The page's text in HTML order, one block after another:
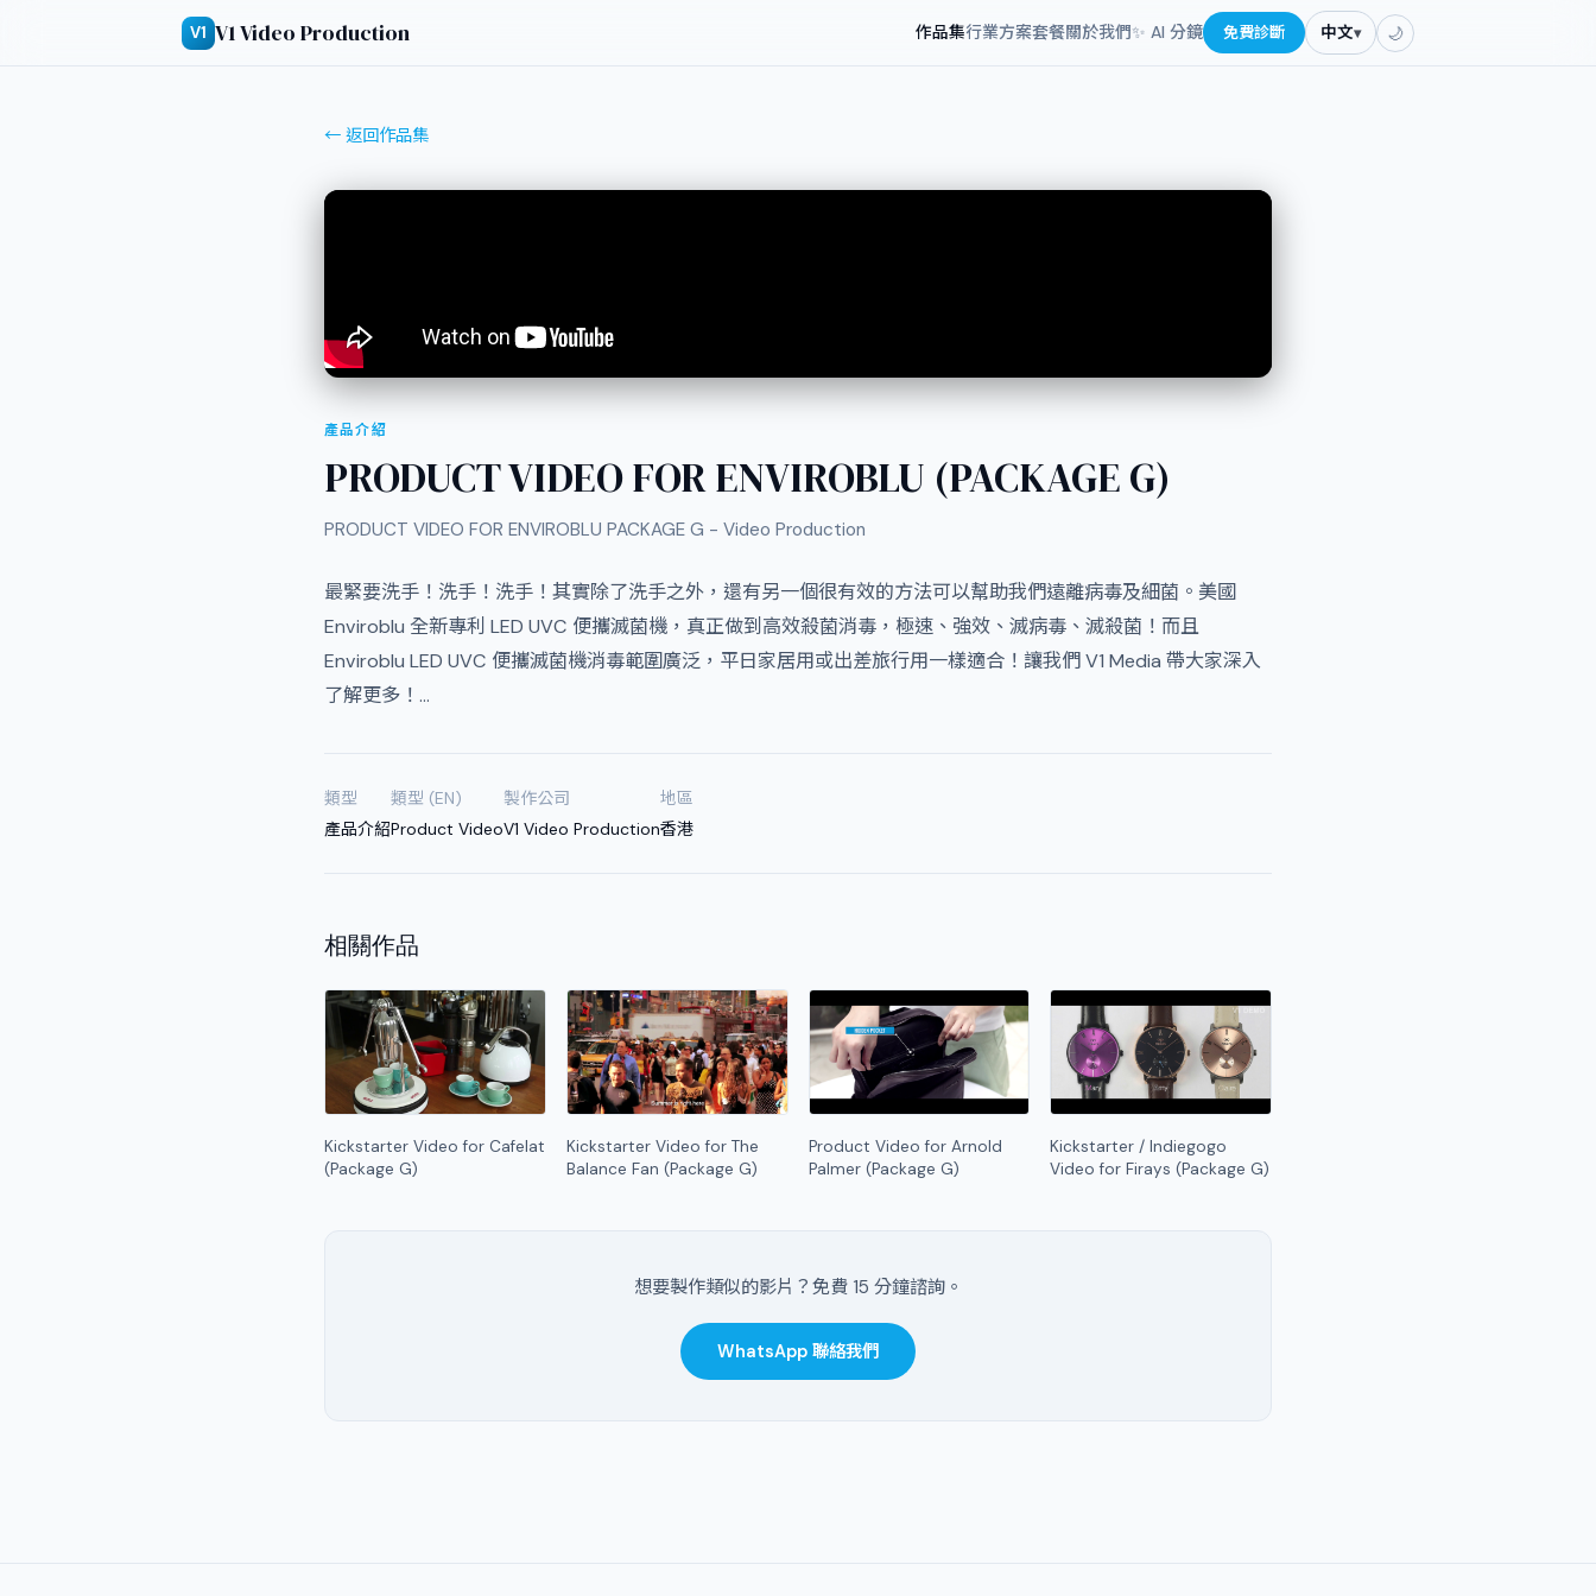
V1 V1 Video Production 作品集行業方案套餐關於我們✨ AI 分鏡 免費診斷 中文▾ 🌙
← 返回作品集
產品介紹
PRODUCT VIDEO FOR ENVIROBLU (PACKAGE G)
PRODUCT VIDEO FOR ENVIROBLU PACKAGE G - Video Production
最緊要洗手！洗手！洗手！其實除了洗手之外，還有另一個很有效的方法可以幫助我們遠離病毒及細菌。美國
Enviroblu 全新專利 LED UVC 便攜滅菌機，真正做到高效殺菌消毒，極速、強效、滅病毒、滅殺菌！而且
Enviroblu LED UVC 便攜滅菌機消毒範圍廣泛，平日家居用或出差旅行用一樣適合！讓我們 V1 Media 帶大家深入
了解更多！…
類型
產品介紹
類型 (EN)
Product Video
製作公司
V1 Video Production
地區
香港
相關作品
Kickstarter Video for Cafelat
(Package G)
Kickstarter Video for The
Balance Fan (Package G)
Product Video for Arnold
Palmer (Package G)
Kickstarter / Indiegogo
Video for Firays (Package G)
想要製作類似的影片？免費 15 分鐘諮詢。
WhatsApp 聯絡我們